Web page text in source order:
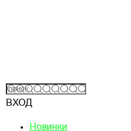
ВХОД
Новинки